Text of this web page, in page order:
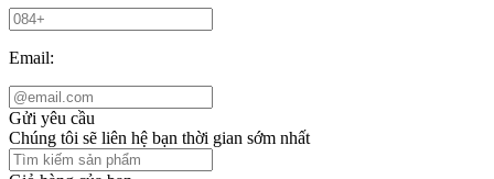
Email:
Gửi yêu cầu
Chúng tôi sẽ liên hệ bạn thời gian sớm nhất